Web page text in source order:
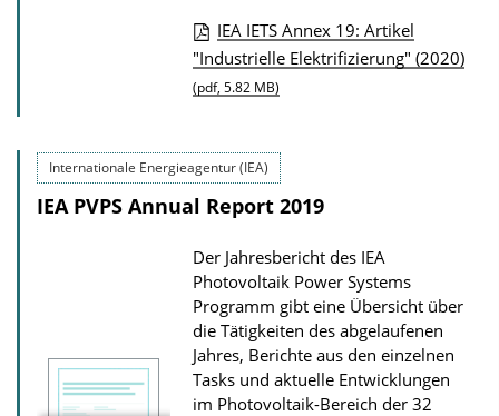
P
u
l
i
c
t
i
o
n
D
IEA IETS Annex 19: Artikel
"Industrielle Elektrifizierung" (2020)
(pdf, 5.82 MB)
Internationale Energieagentur (IEA)
IEA PVPS Annual Report 2019
Der Jahresbericht des IEA
Photovoltaik Power Systems
Programm gibt eine Übersicht über
die Tätigkeiten des abgelaufenen
Jahres, Berichte aus den einzelnen
Tasks und aktuelle Entwicklungen
im Photovoltaik-Bereich der 32